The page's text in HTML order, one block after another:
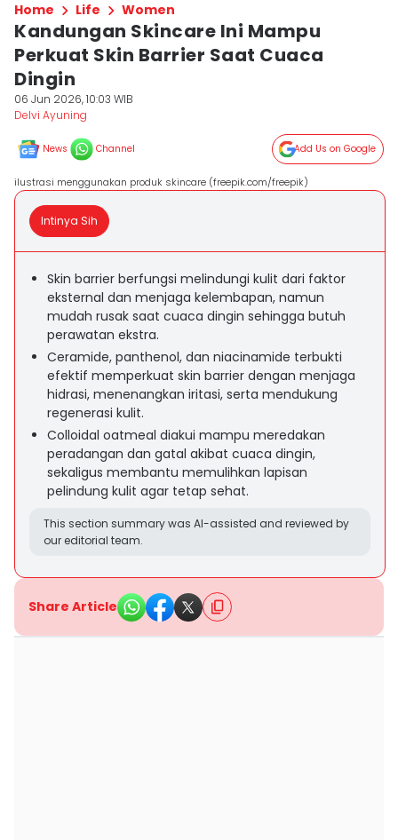
Home Life Women
Kandungan Skincare Ini Mampu
Perkuat Skin Barrier Saat Cuaca
Dingin
06 Jun 2026, 10:03 WIB
Delvi Ayuning
News Channel Add Us on Google
ilustrasi menggunakan produk skincare (freepik.com/freepik)
Intinya Sih
Skin barrier berfungsi melindungi kulit dari faktor
eksternal dan menjaga kelembapan, namun
mudah rusak saat cuaca dingin sehingga butuh
perawatan ekstra.
Ceramide, panthenol, dan niacinamide terbukti
efektif memperkuat skin barrier dengan menjaga
hidrasi, menenangkan iritasi, serta mendukung
regenerasi kulit.
Colloidal oatmeal diakui mampu meredakan
peradangan dan gatal akibat cuaca dingin,
sekaligus membantu memulihkan lapisan
pelindung kulit agar tetap sehat.
This section summary was AI-assisted and reviewed by
our editorial team.
Share Article